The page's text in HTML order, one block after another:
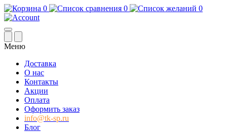
0 0 0
Меню
Доставка
О нас
Контакты
Акции
Оплата
Оформить заказ
info@tk-sp.ru
Блог